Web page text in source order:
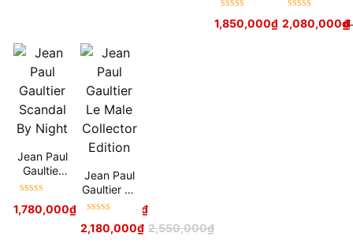
hạng5sao
1,850,000₫ –2,450,000₫
hạng5sao
2,080,000₫
Jean Paul
Gaultier
Scandal
hạng5sao
1,780,000₫ 2,750,000 ₫
Jean Paul
Gaultier Le
Male
Edition
hạng5sao 2,550,000₫
2,180,000₫